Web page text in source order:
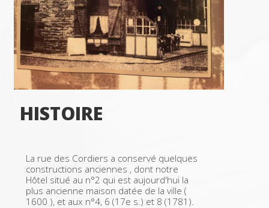
HISTOIRE
La rue des Cordiers a conservé quelques
constructions anciennes , dont notre
Hôtel situé au n°2 qui est aujourd'hui la
plus ancienne maison datée de la ville (
1600 ), et aux n°4, 6 (17e s.) et 8 (1781).